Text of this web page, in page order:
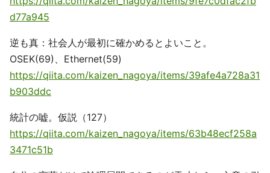
d77a945
逆も真：社会人が最初に確かめるとよいこと。
OSEK(69)、Ethernet(59)
https://qiita.com/kaizen_nagoya/items/39afe4a728a31
b903ddc
統計の嘘。仮説（127）
https://qiita.com/kaizen_nagoya/items/63b48ecf258a
3471c51b